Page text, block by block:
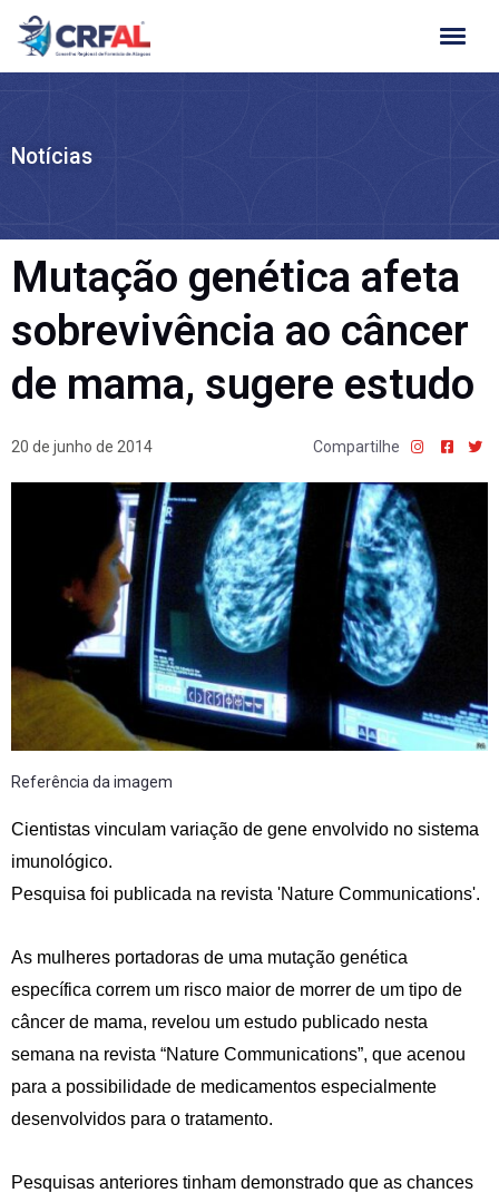
Ir
para
Notícias
Mutação genética afeta
sobrevivência ao câncer
de mama, sugere estudo
20 de junho de 2014 Compartilhe
Referência da imagem
Cientistas vinculam variação de gene envolvido no sistema
imunológico.
Pesquisa foi publicada na revista 'Nature Communications'.
As mulheres portadoras de uma mutação genética
específica correm um risco maior de morrer de um tipo de
câncer de mama, revelou um estudo publicado nesta
semana na revista “Nature Communications”, que acenou
para a possibilidade de medicamentos especialmente
desenvolvidos para o tratamento.
Pesquisas anteriores tinham demonstrado que as chances